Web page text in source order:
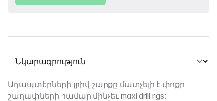
Ընտրել տաբ
Նկարագրություն
Ադապտերների լրիվ շարքը մատչելի է փոքր
շաղափների համար մինչեւ maxi drill rigs: